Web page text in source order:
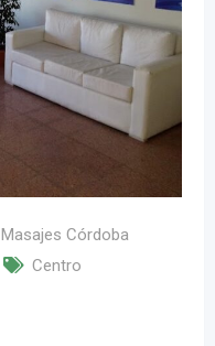
Masajes Córdoba
Centro